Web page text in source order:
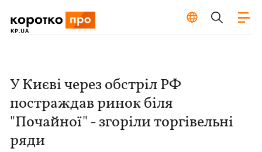
У Києві через обстріл РФ
постраждав ринок біля
"Почайної" - згоріли торгівельні
ряди